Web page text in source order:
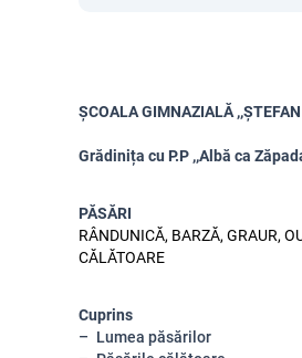
ȘCOALA GIMNAZIALĂ ,,ȘTEFAN
Grădinița cu P.P ,,Albă ca
PĂSĂRI
RÂNDUNICĂ, BARZĂ, GRAUR,
CĂLĂTOARE
Cuprins
Lumea păsărilor